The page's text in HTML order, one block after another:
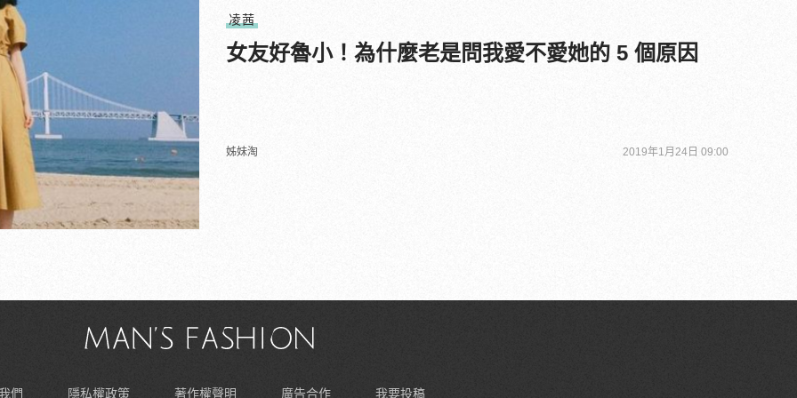
凌茜
女友好魯小！為什麼老是問我愛不愛她的 5 個原因
姊妹淘 2019年1月24日 09:00
們 隱私權政策 著作權聲明 廣告合作 我要投稿